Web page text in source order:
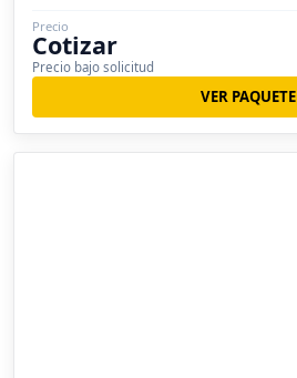
Precio
Cotizar
Precio bajo solicitud
VER PAQUETE